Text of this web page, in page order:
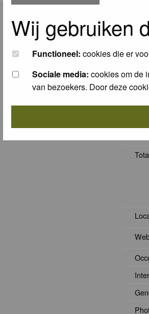
Wij gebruiken
Functioneel: cookies die er
Sociale media: cookies om de
van bezoekers. Door deze